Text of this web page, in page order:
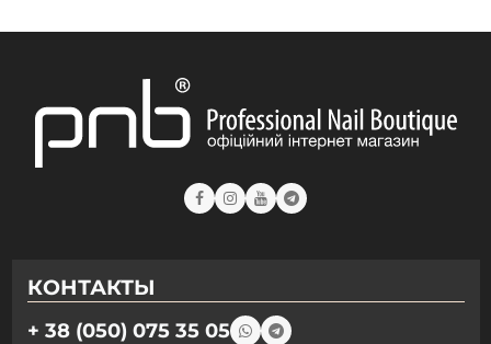
КОНТАКТЫ
+ 38 (050) 075 35 05